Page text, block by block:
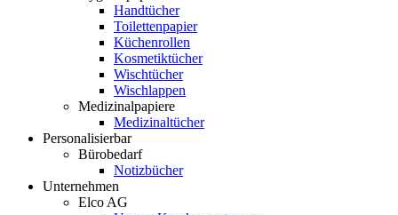
Handtücher
Toilettenpapier
Küchenrollen
Kosmetiktücher
Wischtücher
Wischlappen
Medizinalpapiere
Medizinaltücher
Personalisierbar
Bürobedarf
Notizbücher
Unternehmen
Elco AG